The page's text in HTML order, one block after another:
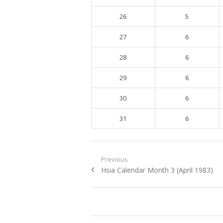
26 5
27 6
28 6
29 6
30 6
31 6
Post navigation
Previous
Previous post:
Hsia Calendar Month 3 (April 1983)